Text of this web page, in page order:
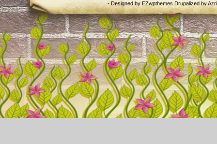
- Designed byEZwpthemesDrupalized by